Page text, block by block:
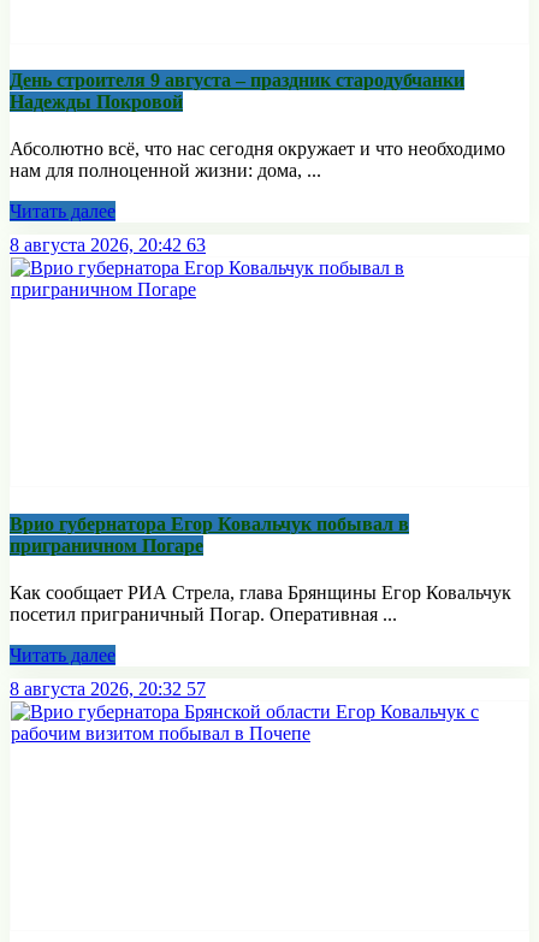
День строителя 9 августа – праздник стародубчанки
Надежды Покровой
Абсолютно всё, что нас сегодня окружает и что необходимо
нам для полноценной жизни: дома, ...
Читать далее
8 августа 2026, 20:42 63
Врио губернатора Егор Ковальчук побывал в
приграничном Погаре
Как сообщает РИА Стрела, глава Брянщины Егор Ковальчук
посетил приграничный Погар. Оперативная ...
Читать далее
8 августа 2026, 20:32 57